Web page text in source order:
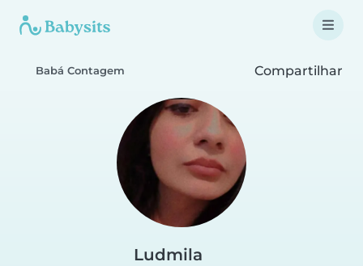
Babá Contagem Compartilhar
Ludmila